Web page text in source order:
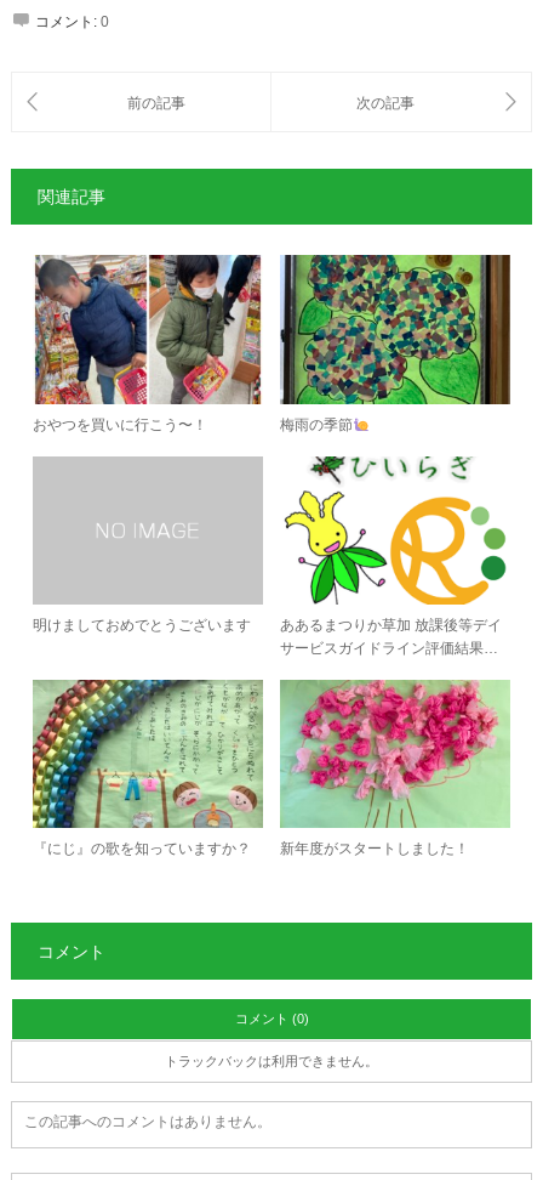
コメント: 0
関連記事
おやつを買いに行こう〜！ 梅雨の季節
明けましておめでとうございます
ああるまつりか草加 放課後等デイ
サービスガイドライン評価結果…
『にじ』の歌を知っていますか？ 新年度がスタートしました！
コメント
コメント (0)
トラックバックは利用できません。
この記事へのコメントはありません。